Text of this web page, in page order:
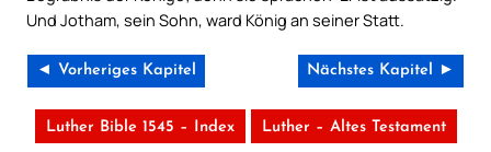
Und Jotham, sein Sohn, ward König an seiner Statt.
◄ Vorheriges Kapitel Nächstes Kapitel ►
Luther Bible 1545 – Index Luther – Altes Testament